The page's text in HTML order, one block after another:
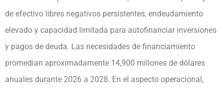
de efectivo libres negativos persistentes, endeudamiento
elevado y capacidad limitada para autofinanciar inversiones
y pagos de deuda. Las necesidades de financiamiento
promedian aproximadamente 14,900 millones de dólares
anuales durante 2026 a 2028. En el aspecto operacional,